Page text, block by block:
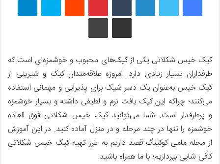
چاپ
کیک خیس شکلاتی یکی از کیک‌های محبوب و خوشمزه‌ای است که
طرفداران بسیار زیادی دارد. امروزه علاقه‌مندان کیک و شیرینی از
کیک خیس به‌عنوان یک دسر شیک برای پذیرایی و مهمانی استفاده
می‌کنند؛ چراکه این کیک بافت نرم و لطیفی داشته و بسیار خوشمزه
و پرطرفدار است. شما می‌توانید کیک خیس شکلاتی فوق العاده
خوشمزه را تنها در چند مرحله و در منزل آماده کنید. در این آموزش
از مجله مامی کوکینگ قصد داریم به‌ طرز تهیه کیک خیس شکلاتی
کافی شاپی بپردازیم؛ با ما همراه باشید.